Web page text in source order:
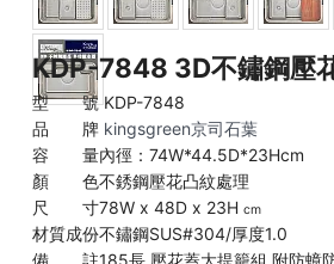
KDP-7848 3D不鏽鋼壓
型 號 KDP-7848
品 牌 kingsgreen京司石葉
容 量內徑：74W*44.5D*23Hcm
顏 色不銹鋼壓花凸紋處理
尺 寸78W x 48D x 23Hcm
材質成份不鏽鋼SUS#304/厚度1.0
備 註185長 壓花蓋大提籠組 附防蟑